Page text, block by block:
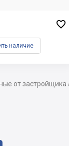

наличие
от застройщика